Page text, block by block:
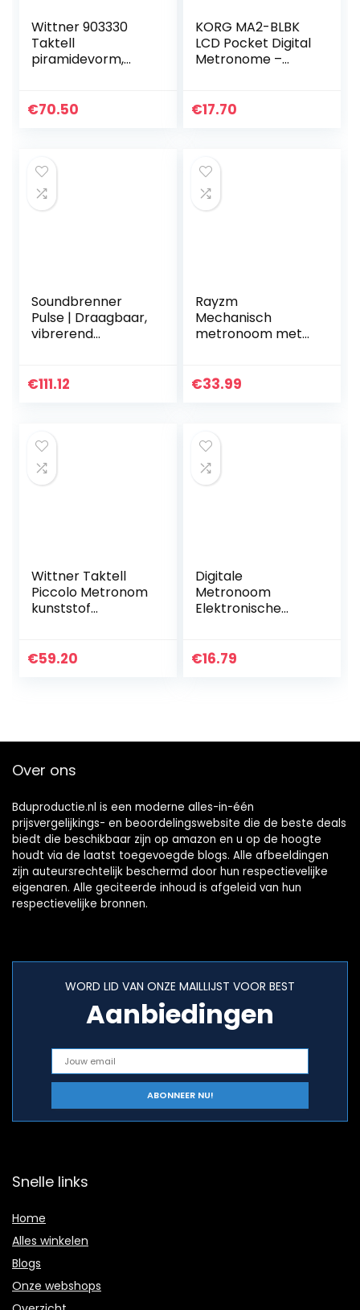
Wittner 903330
Taktell
piramidevorm,
behuizing, met bel,
€70.50
KORG MA2-BLBK
LCD Pocket Digital
Metronome –
€17.70
Soundbrenner
Pulse | Draagbaar,
vibrerend
(gitaar, piano,
€111.12
Rayzm
Mechanisch
metronoom met
muziekinstrument
€33.99
Wittner Taktell
Piccolo Metronom
kunststof
€59.20
Digitale
Metronoom
Elektronische
Clip-on LCD
€16.79
Over ons
Bduproductie.nl is een moderne alles-in-één
prijsvergelijkings- en beoordelingswebsite die de beste deals
biedt die beschikbaar zijn op amazon en u op de hoogte
houdt via de laatst toegevoegde blogs. Alle afbeeldingen
zijn auteursrechtelijk beschermd door hun respectievelijke
eigenaren. Alle geciteerde inhoud is afgeleid van hun
respectievelijke bronnen.
WORD LID VAN ONZE MAILLIJST VOOR BEST
Aanbiedingen
Snelle links
Home
Alles winkelen
Blogs
Onze webshops